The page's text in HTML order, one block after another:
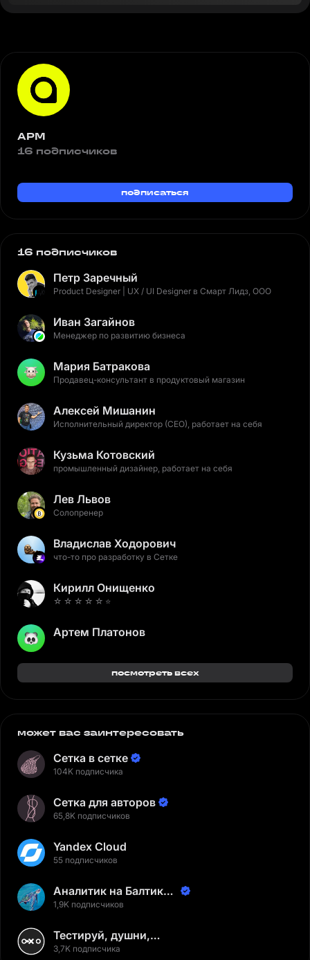
АРМ
16 подписчиков
подписаться
16 подписчиков
Петр Заречный
Product Designer | UX / UI Designer в Смарт Лидз, ООО
Иван Загайнов
Менеджер по развитию бизнеса
Мария Батракова
Продавец-консультант в продуктовый магазин
Алексей Мишанин
Исполнительный директор (CEO), работает на себя
Кузьма Котовский
промышленный дизайнер, работает на себя
Лев Львов
Солопренер
Владислав Ходорович
что-то про разработку в Сетке
Кирилл Онищенко
☆ ☆ ☆ ☆ ☆ ⭐️
Артем Платонов
посмотреть всех
может вас заинтересовать
Сетка в сетке
104K подписчика
Сетка для авторов
65,8K подписчиков
Yandex Cloud
55 подписчиков
Аналитик на Балтике |
Неверов Станислав
1,9K подписчиков
Тестируй, душни,
наслаждайся
3,7K подписчика